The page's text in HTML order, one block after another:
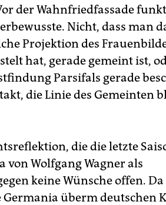
der Wahnfriedfassade
Nicht, dass man
Projektion des
hat, gerade gemeint ist,
Parsifals gerade
die Linie des Gemeinten
die die letzte
Wolfgang Wagner als
keine Wünsche offen.
überm deutschen